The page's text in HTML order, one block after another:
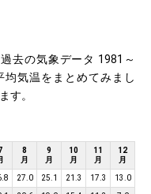
去の気象データ 1981～
気温をまとめてみまし
す。
8
月
9
月
10
月
11
月
12
月
27.0 25.1 21.3 17.3 13.0